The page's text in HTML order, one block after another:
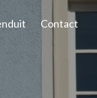
Contact